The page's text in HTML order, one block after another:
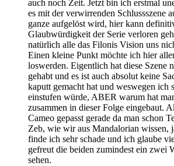
auch noch Zeit. Jetzt bin ich erstmal
es mit der verwirrenden Schlussszene
ganze aufgelöst wird, hier kann
Glaubwürdigkeit der Serie verloren
natürlich alle das Filonis Vision uns
Einen kleine Punkt möchte ich hier
loswerden. Eigentlich hat diese Szene
gehabt und es ist auch absolut keine
kaputt gemacht hat und weswegen ich
einstufen würde, ABER warum hat
zusammen in dieser Folge eingebaut.
Cameo gepasst gerade da man schon
Zeb, wie wir aus Mandalorian wissen,
finde ich sehr schade und ich glaube
gefreut die beiden zumindest ein zwei
sehen.